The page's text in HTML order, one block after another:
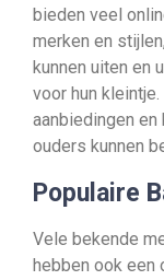
bieden veel
merken en
kunnen uiten en
voor hun
aanbiedingen
ouders kunnen
Populaire
Vele bekende
hebben ook een